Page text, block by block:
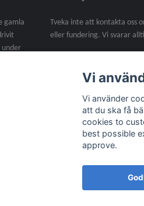
gamla
under
Tveka inte att kontakta oss
eller fundering. Vi svarar
Vi
Vi använder
att du ska få
cookies to
best possible
approve.